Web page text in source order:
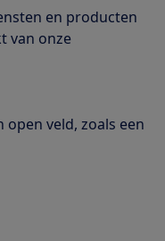
en producten
van onze
veld, zoals een